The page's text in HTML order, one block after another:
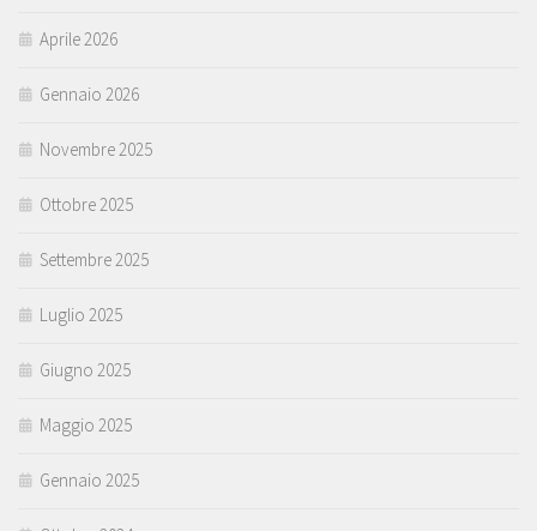
Aprile 2026
Gennaio 2026
Novembre 2025
Ottobre 2025
Settembre 2025
Luglio 2025
Giugno 2025
Maggio 2025
Gennaio 2025